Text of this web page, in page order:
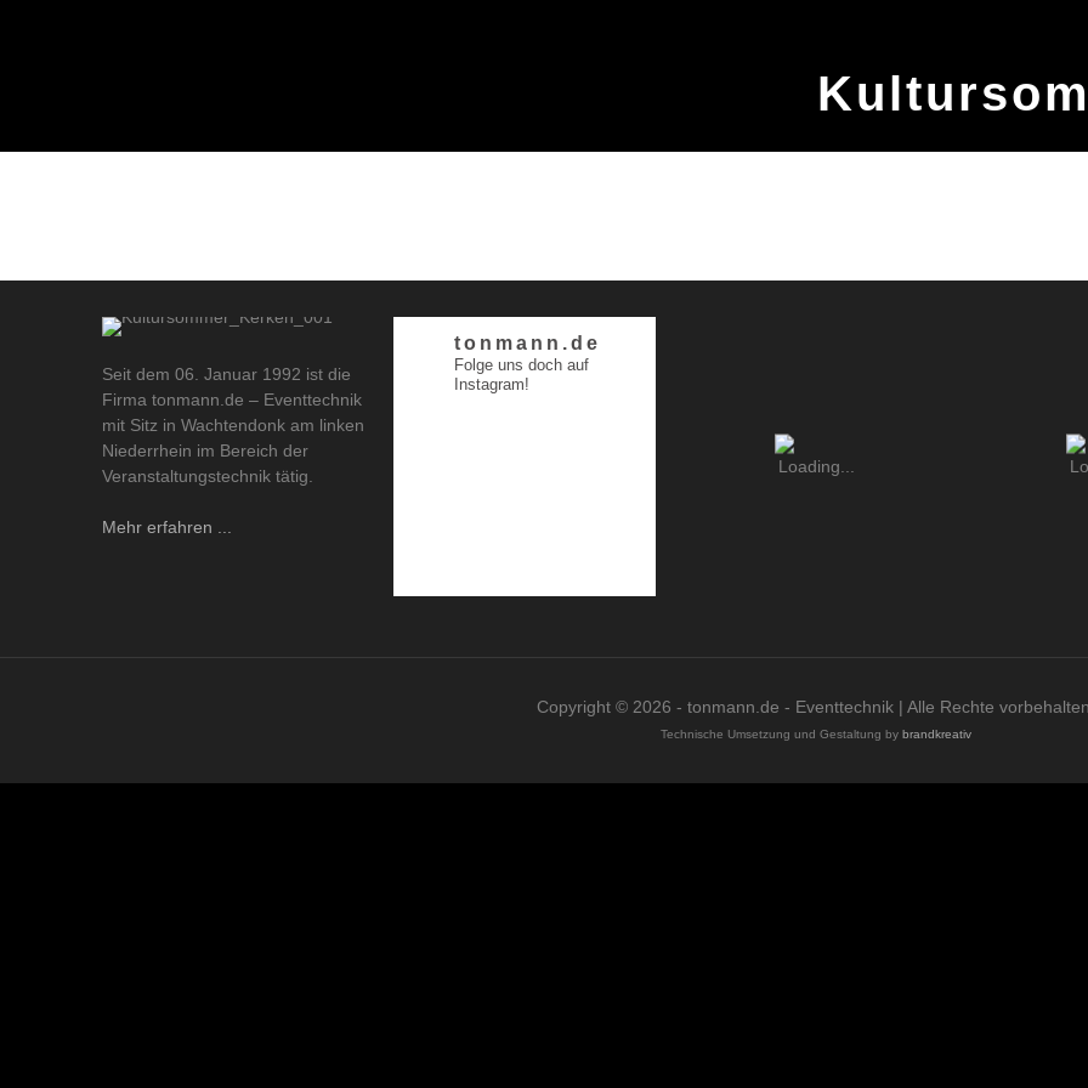
Seit dem 06. Januar 1992 ist die
Firma tonmann.de – Eventtechnik
mit Sitz in Wachtendonk am linken
Niederrhein im Bereich der
Veranstaltungstechnik tätig.
Mehr erfahren ...
tonmann.de
Folge uns doch auf
Instagram!
Copyright © 2026 - tonmann.de - Eventtechnik | Alle Rechte vorbehalten.
Technische Umsetzung und Gestaltung by brandkreativ